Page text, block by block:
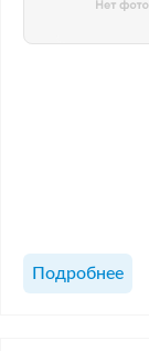
Подробнее